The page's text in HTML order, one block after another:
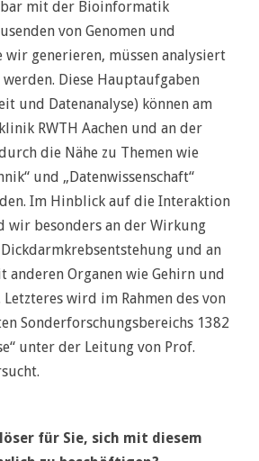
mit der Bioinformatik
von Genomen und
wir generieren, müssen analysiert
Diese Hauptaufgaben
und Datenanalyse) können am
RWTH Aachen und an der
die Nähe zu Themen wie
und „Datenwissenschaft“
Im Hinblick auf die Interaktion
wir besonders an der Wirkung
und an
Organen wie Gehirn und
wird im Rahmen des von
Sonderforschungsbereichs 1382
unter der Leitung von Prof.
für Sie, sich mit diesem